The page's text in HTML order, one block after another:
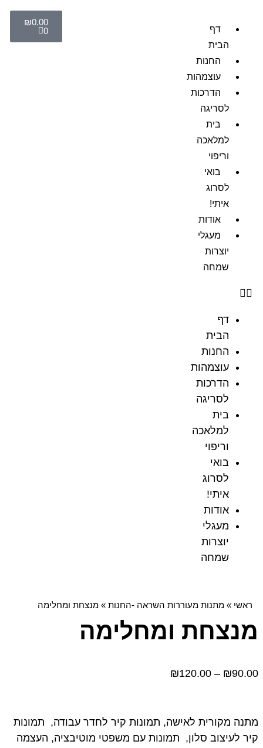
דף
הבית
החנות
עוצמהות
הדרכות
לסריגה
בית
למלאכה
וריפוי
בואי
לסרוג
איתי!
אודות
מעגלי
יוצרות
שמחה
דף
הבית
החנות
עוצמהות
הדרכות
לסריגה
בית
למלאכה
וריפוי
בואי
לסרוג
איתי!
אודות
מעגלי
יוצרות
שמחה
₪0.00
0
ראשי » מתנות מעוררות השראה -החנות » מנצחת ומחלימה
מנצחת ומחלימה
₪90.00
–
₪120.00
מתנה מקורית לאישה, תמונות קיר לחדר עבודה, תמונות
קיר לעיצוב סלון, תמונות עם משפטי מוטיבציה, העצמה